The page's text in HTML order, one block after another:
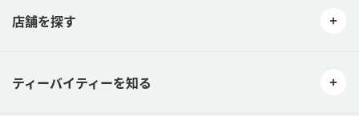
09営利目的いかんを問わず宣伝行為。
10著作権、著作人格権、商標権等の知的財産権、プライバシー権
12コンピュータウィルス等の有害なプログラムを送信、提供、また
店舗を探す
ティーバイティーを知る